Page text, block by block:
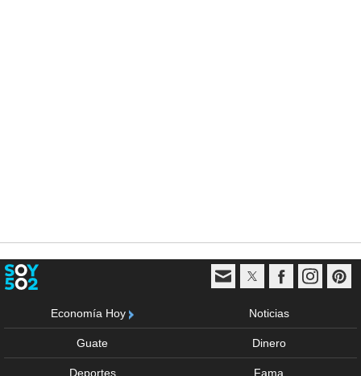
Economía Hoy Noticias
Guate Dinero
Deportes Fama